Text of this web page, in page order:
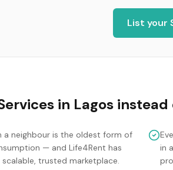
List your
in Lagos instead
a neighbour is the oldest form of
— and Life4Rent has
trusted marketplace.
in